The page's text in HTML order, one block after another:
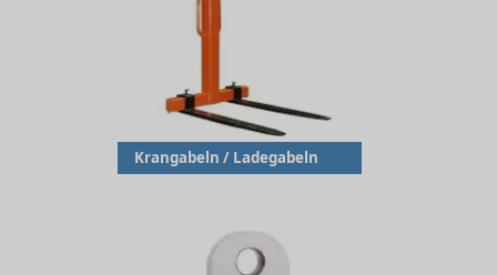
Krangabeln / Ladegabeln